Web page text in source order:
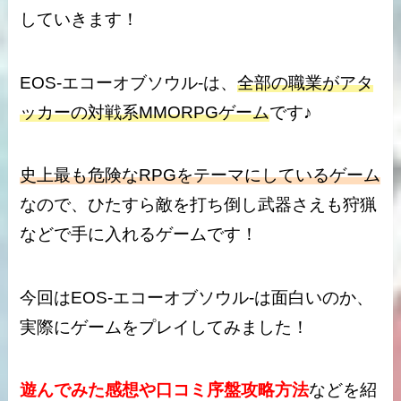
していきます！
EOS-エコーオブソウル-は、全部の職業がアタ
ッカーの対戦系MMORPGゲームです♪
史上最も危険なRPGをテーマにしているゲーム
なので、ひたすら敵を打ち倒し武器さえも狩猟
などで手に入れるゲームです！
今回はEOS-エコーオブソウル-は面白いのか、
実際にゲームをプレイしてみました！
遊んでみた感想や口コミ序盤攻略方法などを紹